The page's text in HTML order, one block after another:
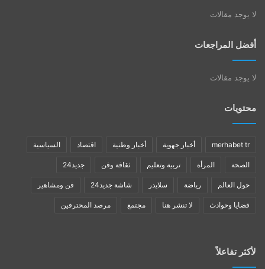
لا يوجد مقالات
أفضل المراجعات
لا يوجد مقالات
محتويات
merhabet tr أخبار جهوية أخبار وطنية اقتصاد السياسية
الصحة المرأة تربية وتعليم ثقافة وفن جديد24
حول العالم رياضة سلايدر شاشة جديد24 فن ومشاهير
قضايا وحوادث لا تنشر هنا مجتمع مرصد المحترفين
لأكثر تفاعلاً